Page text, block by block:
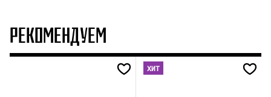
РЕКОМЕНДУЕМ
ХИТ